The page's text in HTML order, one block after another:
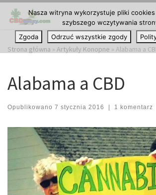
Przejdź do treści
Strona główna » Artykuły Konopne » Alabama a
Alabama a CBD
Opublikowano 7 stycznia 2016 | 1 komentarz
Nasza witryna wykorzystuje pliki
szybszego wczytywania
Zgoda
Odrzuć wszystkie zgody